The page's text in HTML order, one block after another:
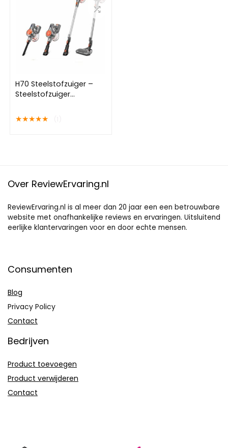
H70 Steelstofzuiger –
Steelstofzuiger
Steelstofzuigers –
Snoerloze
★★★★★
Over ReviewErvaring.nl
ReviewErvaring.nl is al meer dan 20 jaar een een betrouwbare
website met onafhankelijke reviews en ervaringen. Uitsluitend
eerlijke klantervaringen voor en door echte mensen.
Consumenten
Blog
Privacy Policy
Contact
Bedrijven
Product toevoegen
Product verwijderen
Contact